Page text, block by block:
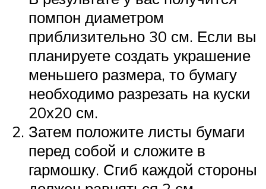
помпон диаметром
приблизительно 30 см. Если вы
планируете создать украшение
меньшего размера, то бумагу
необходимо разрезать на куски
20х20 см.
Затем положите листы бумаги
перед собой и сложите в
гармошку. Сгиб каждой стороны